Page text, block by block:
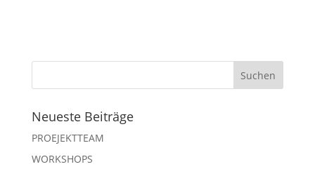
Neueste Beiträge
PROEJEKTTEAM
WORKSHOPS